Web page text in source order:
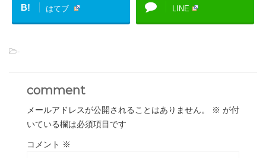
B! はてブ LINE
-
comment
メールアドレスが公開されることはありません。 ※ が付
いている欄は必須項目です
コメント ※